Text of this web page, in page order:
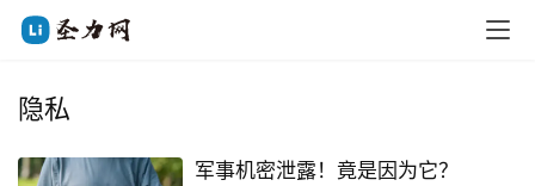
隐私
军事机密泄露！竟是因为它？